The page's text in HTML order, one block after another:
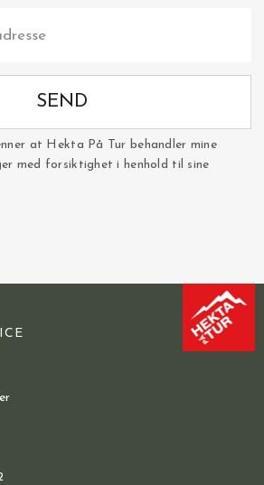
SEND
at Hekta På Tur behandler mine
med forsiktighet i henhold til sine